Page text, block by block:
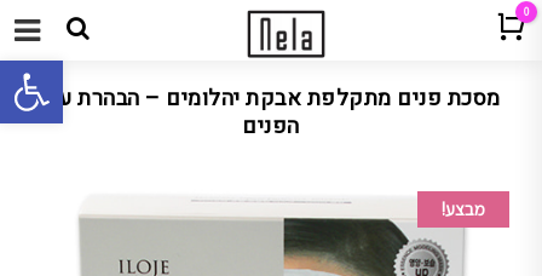
0
מבצע!
מסכת פנים מתקלפת אבקת יהלומים – הבהרת עור
הפנים